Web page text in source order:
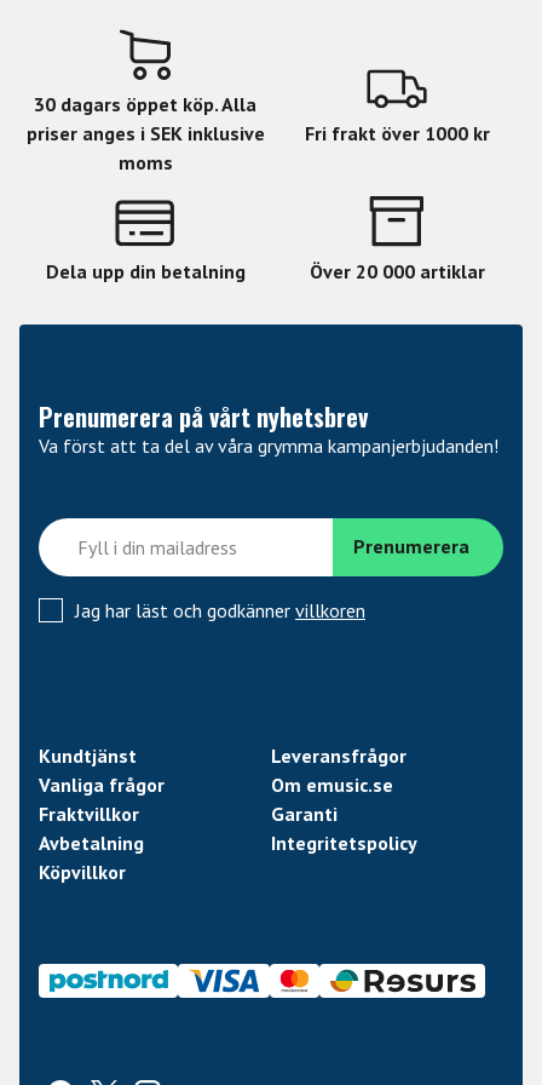
30 dagars öppet köp. Alla
priser anges i SEK inklusive
moms
Fri frakt över 1000 kr
Dela upp din betalning Över 20 000 artiklar
Prenumerera på vårt nyhetsbrev
Va först att ta del av våra grymma kampanjerbjudanden!
Jag har läst och godkänner villkoren
Kundtjänst
Leveransfrågor
Vanliga frågor
Om emusic.se
Fraktvillkor
Garanti
Avbetalning
Integritetspolicy
Köpvillkor